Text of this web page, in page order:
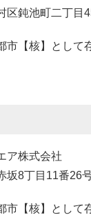
区鈍池町二丁目
市【核】とし
ア株式会社
坂8丁目11番26
市【核】とし